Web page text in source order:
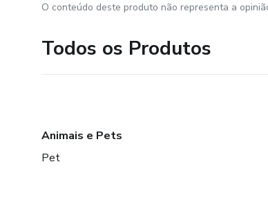
O conteúdo deste produto não representa a
Todos os Produtos
Animais e Pets
Pet